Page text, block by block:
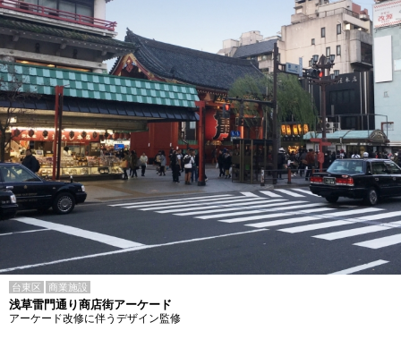
台東区 商業施設
浅草雷門通り商店街アーケード
アーケード改修に伴うデザイン監修